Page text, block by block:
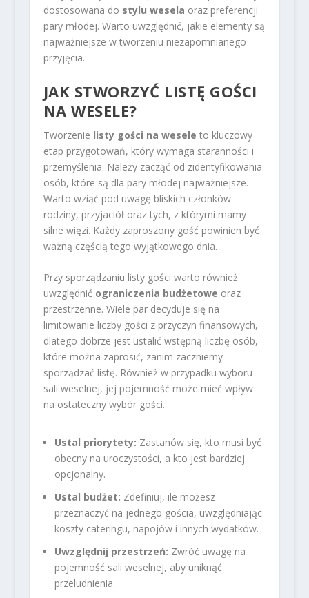
dostosowana do stylu wesela oraz preferencji
pary młodej. Warto uwzględnić, jakie elementy są
najważniejsze w tworzeniu niezapomnianego
przyjęcia.
JAK STWORZYĆ LISTĘ GOŚCI
NA WESELE?
Tworzenie listy gości na wesele to kluczowy
etap przygotowań, który wymaga staranności i
przemyślenia. Należy zacząć od zidentyfikowania
osób, które są dla pary młodej najważniejsze.
Warto wziąć pod uwagę bliskich członków
rodziny, przyjaciół oraz tych, z którymi mamy
silne więzi. Każdy zaproszony gość powinien być
ważną częścią tego wyjątkowego dnia.
Przy sporządzaniu listy gości warto również
uwzględnić ograniczenia budżetowe oraz
przestrzenne. Wiele par decyduje się na
limitowanie liczby gości z przyczyn finansowych,
dlatego dobrze jest ustalić wstępną liczbę osób,
które można zaprosić, zanim zaczniemy
sporządzać listę. Również w przypadku wyboru
sali weselnej, jej pojemność może mieć wpływ
na ostateczny wybór gości.
Ustal priorytety: Zastanów się, kto musi być
obecny na uroczystości, a kto jest bardziej
opcjonalny.
Ustal budżet: Zdefiniuj, ile możesz
przeznaczyć na jednego gościa, uwzględniając
koszty cateringu, napojów i innych wydatków.
Uwzględnij przestrzeń: Zwróć uwagę na
pojemność sali weselnej, aby uniknąć
przeludnienia.